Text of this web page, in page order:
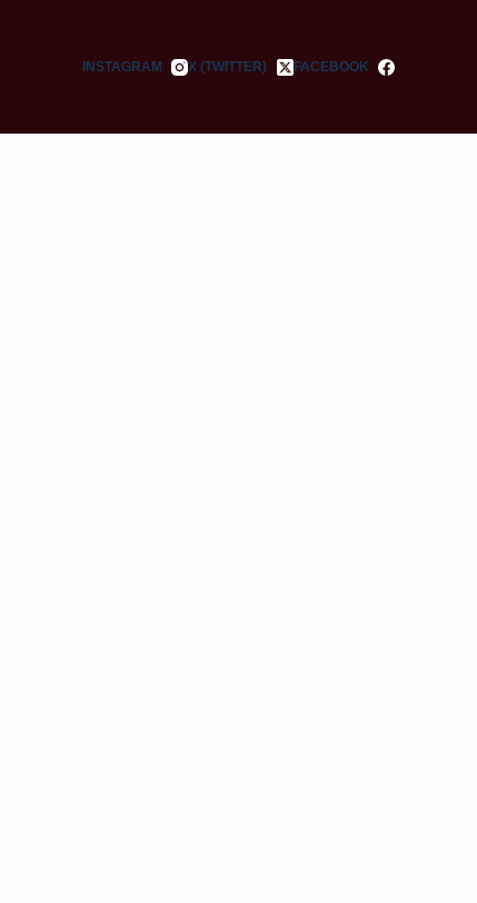
FACEBOOK
X (TWITTER)
INSTAGRAM